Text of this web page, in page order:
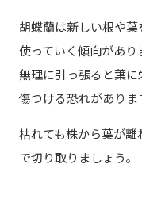
胡蝶蘭は新しい根や
使っていく傾向があり
無理に引っ張ると葉
傷つける恐れがありま
枯れても株から葉が
で切り取りましょう。